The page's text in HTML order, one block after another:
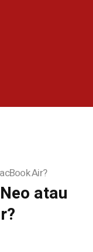
Air?
atau